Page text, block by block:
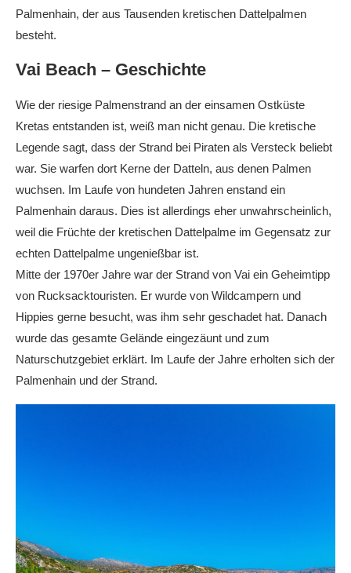
Palmenhain, der aus Tausenden kretischen Dattelpalmen
besteht.
Vai Beach – Geschichte
Wie der riesige Palmenstrand an der einsamen Ostküste
Kretas entstanden ist, weiß man nicht genau. Die kretische
Legende sagt, dass der Strand bei Piraten als Versteck beliebt
war. Sie warfen dort Kerne der Datteln, aus denen Palmen
wuchsen. Im Laufe von hundeten Jahren enstand ein
Palmenhain daraus. Dies ist allerdings eher unwahrscheinlich,
weil die Früchte der kretischen Dattelpalme im Gegensatz zur
echten Dattelpalme ungenießbar ist.
Mitte der 1970er Jahre war der Strand von Vai ein Geheimtipp
von Rucksacktouristen. Er wurde von Wildcampern und
Hippies gerne besucht, was ihm sehr geschadet hat. Danach
wurde das gesamte Gelände eingezäunt und zum
Naturschutzgebiet erklärt. Im Laufe der Jahre erholten sich der
Palmenhain und der Strand.